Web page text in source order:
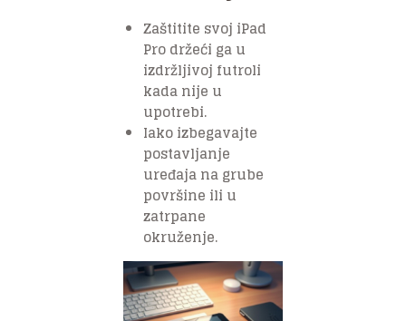
Zaštitite svoj iPad
Pro držeći ga u
izdržljivoj futroli
kada nije u
upotrebi.
Iako izbegavajte
postavljanje
uređaja na grube
površine ili u
zatrpane
okruženje.